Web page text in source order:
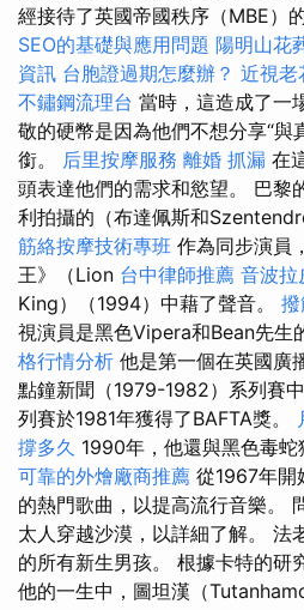
經接待了英國帝國秩序（MBE）
SEO的基礎與應用問題 陽明山花
資訊 台胞證過期怎麼辦？ 近視老
不鏽鋼流理台 當時，這造成了一
敬的硬幣是因為他們不想分享“與
銜。 后里按摩服務 離婚 抓漏 在
頭表達他們的需求和慾望。 巴黎
利拍攝的（布達佩斯和
筋絡按摩技術專班 作為同步演員
王》（Lion 台中律師推薦 音波拉
King）（1994）中藉了聲音。
視演員是黑色Vipera和Bean先生
格行情分析 他是第一個在英國廣
點鐘新聞（1979-1982）系列賽
列賽於1981年獲得了BAFTA獎。
撐多久 1990年，他還與黑色毒蛇
可靠的外燴廠商推薦 從1967年開
的熱門歌曲，以提高流行音樂。
太人穿越沙漠，以詳細了解。 法
的所有新生男孩。 根據卡特的研
他的一生中，圖坦漢（